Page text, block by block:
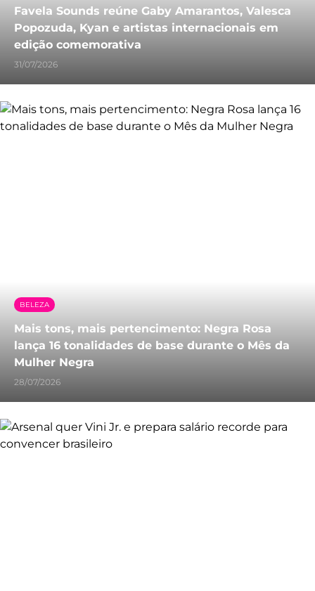
Favela Sounds reúne Gaby Amarantos, Valesca
Popozuda, Kyan e artistas internacionais em
edição comemorativa
31/07/2026
BELEZA
Mais tons, mais pertencimento: Negra Rosa
lança 16 tonalidades de base durante o Mês da
Mulher Negra
28/07/2026